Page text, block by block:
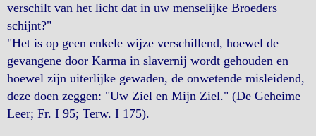
verschilt van het licht dat in uw menselijke Broeders
schijnt?"
"Het is op geen enkele wijze verschillend, hoewel de
gevangene door Karma in slavernij wordt gehouden en
hoewel zijn uiterlijke gewaden, de onwetende misleidend,
deze doen zeggen: "Uw Ziel en Mijn Ziel." (De Geheime
Leer; Fr. I 95; Terw. I 175).